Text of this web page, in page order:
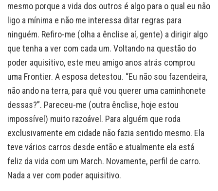
mesmo porque a vida dos outros é algo para o qual eu não
ligo a mínima e não me interessa ditar regras para
ninguém. Refiro-me (olha a ênclise aí, gente) a dirigir algo
que tenha a ver com cada um. Voltando na questão do
poder aquisitivo, este meu amigo anos atrás comprou
uma Frontier. A esposa detestou. “Eu não sou fazendeira,
não ando na terra, para quê vou querer uma caminhonete
dessas?”. Pareceu-me (outra ênclise, hoje estou
impossível) muito razoável. Para alguém que roda
exclusivamente em cidade não fazia sentido mesmo. Ela
teve vários carros desde então e atualmente ela está
feliz da vida com um March. Novamente, perfil de carro.
Nada a ver com poder aquisitivo.